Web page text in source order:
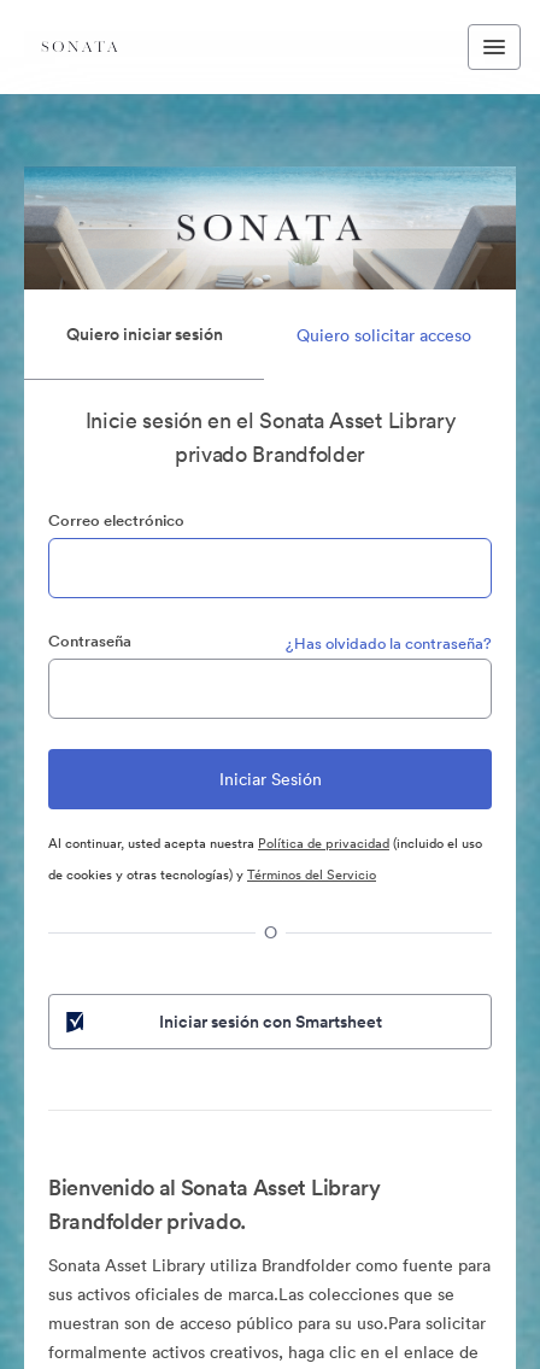
Quiero iniciar sesión Quiero solicitar acceso
Inicie sesión en el Sonata Asset Library
privado Brandfolder
Correo electrónico
Contraseña ¿Has olvidado la contraseña?
Al continuar, usted acepta nuestra Política de privacidad(incluido el uso
de cookies y otras tecnologías) yTérminos del Servicio
O
Iniciar sesión con Smartsheet
Bienvenido al Sonata Asset Library
Brandfolder privado.
Sonata Asset Library utiliza Brandfolder como fuente para
sus activos oficiales de marca.Las colecciones que se
muestran son de acceso público para su uso.Para solicitar
formalmente activos creativos, haga clic en el enlace de